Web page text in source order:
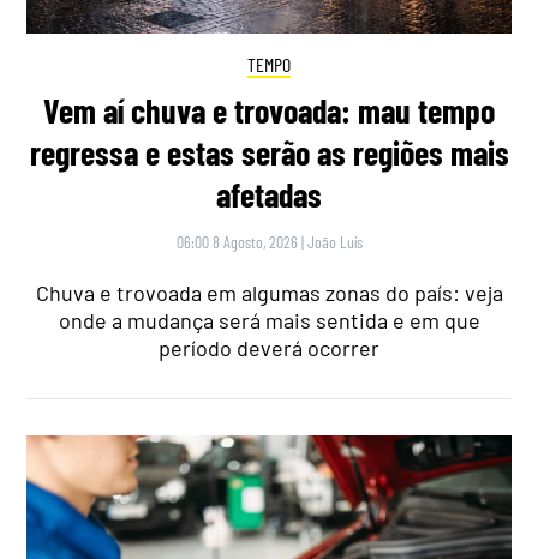
TEMPO
Vem aí chuva e trovoada: mau tempo
regressa e estas serão as regiões mais
afetadas
06:00 8 Agosto, 2026 |João Luís
Chuva e trovoada em algumas zonas do país: veja
onde a mudança será mais sentida e em que
período deverá ocorrer